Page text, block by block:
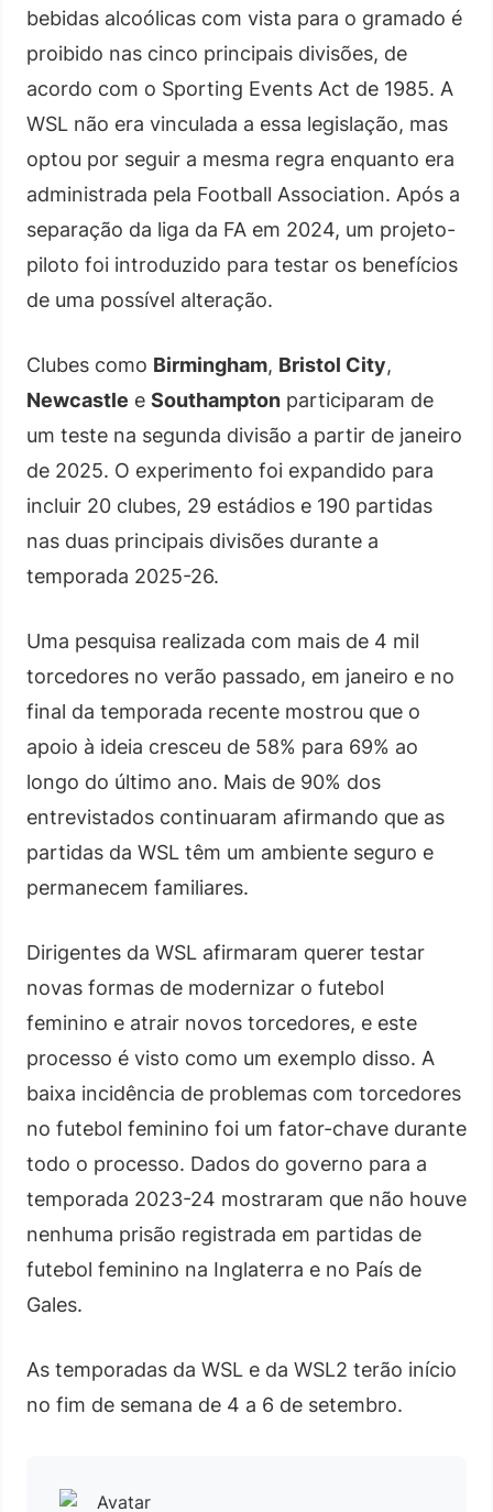
bebidas alcoólicas com vista para o gramado é
proibido nas cinco principais divisões, de
acordo com o Sporting Events Act de 1985. A
WSL não era vinculada a essa legislação, mas
optou por seguir a mesma regra enquanto era
administrada pela Football Association. Após a
separação da liga da FA em 2024, um projeto-
piloto foi introduzido para testar os benefícios
de uma possível alteração.
Clubes como Birmingham, Bristol City,
Newcastle e Southampton participaram de
um teste na segunda divisão a partir de janeiro
de 2025. O experimento foi expandido para
incluir 20 clubes, 29 estádios e 190 partidas
nas duas principais divisões durante a
temporada 2025-26.
Uma pesquisa realizada com mais de 4 mil
torcedores no verão passado, em janeiro e no
final da temporada recente mostrou que o
apoio à ideia cresceu de 58% para 69% ao
longo do último ano. Mais de 90% dos
entrevistados continuaram afirmando que as
partidas da WSL têm um ambiente seguro e
permanecem familiares.
Dirigentes da WSL afirmaram querer testar
novas formas de modernizar o futebol
feminino e atrair novos torcedores, e este
processo é visto como um exemplo disso. A
baixa incidência de problemas com torcedores
no futebol feminino foi um fator-chave durante
todo o processo. Dados do governo para a
temporada 2023-24 mostraram que não houve
nenhuma prisão registrada em partidas de
futebol feminino na Inglaterra e no País de
Gales.
As temporadas da WSL e da WSL2 terão início
no fim de semana de 4 a 6 de setembro.